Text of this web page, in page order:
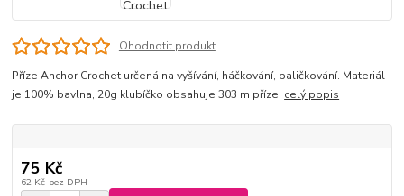
Ohodnotit produkt
Příze Anchor Crochet určená na vyšívání, háčkování, paličkování. Materiál
je 100% bavlna, 20g klubíčko obsahuje 303 m příze. celý popis
75 Kč
62 Kč bez DPH